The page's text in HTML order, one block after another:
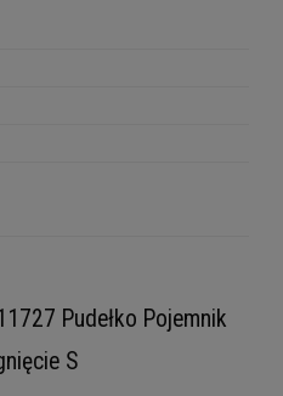
Pudełko Pojemnik
S